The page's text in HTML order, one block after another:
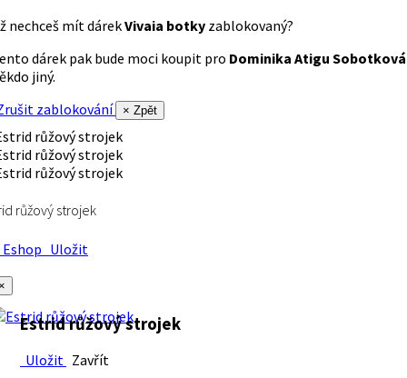
nechceš mít dárekVivaia botky zablokovaný?
dárek pak bude moci koupit pro Dominika Atigu Sobotková
jiný.
zablokování
× Zpět
růžový strojek
Uložit
Estrid růžový strojek
Uložit Zavřít